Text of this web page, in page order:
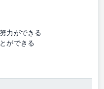
力ができる
ができる